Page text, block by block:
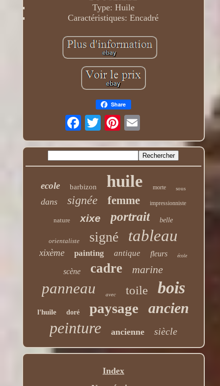
Type: Huile
Caractéristiques: Encadré
Share
ecole barbizon huile morte sous
dans signée femme impressionniste
nature xixe portrait belle
orientaliste signé tableau
xixème painting antique fleurs école
scène cadre marine
panneau avec toile bois
l'huile doré paysage ancien
peinture ancienne siècle
Index